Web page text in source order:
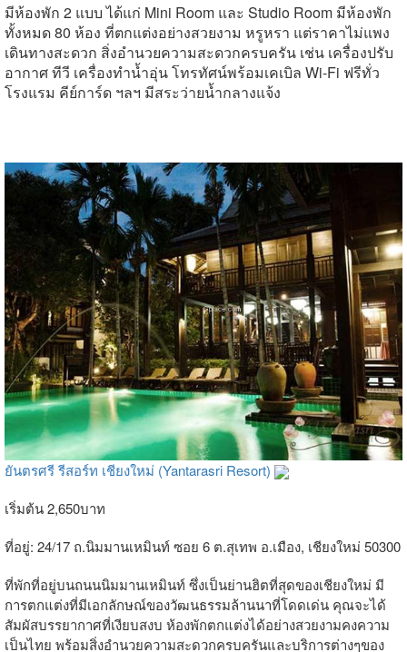
มีห้องพัก 2 แบบ ได้แก่ Mini Room และ Studio Room มีห้องพัก
ทั้งหมด 80 ห้อง ที่ตกแต่งอย่างสวยงาม หรูหรา แต่ราคาไม่แพง
เดินทางสะดวก สิ่งอำนวยความสะดวกครบครัน เช่น เครื่องปรับ
อากาศ ทีวี เครื่องทำน้ำอุ่น โทรทัศน์พร้อมเคเบิล Wi-Fi ฟรีทั่ว
โรงแรม คีย์การ์ด ฯลฯ มีสระว่ายน้ำกลางแจ้ง
ยันตรศรี รีสอร์ท เชียงใหม่ (Yantarasri Resort)
เริ่มต้น 2,650บาท
ที่อยู่: 24/17 ถ.นิมมานเหมินท์ ซอย 6 ต.สุเทพ อ.เมือง, เชียงใหม่ 50300
ที่พักที่อยู่บนถนนนิมมานเหมินท์ ซึ่งเป็นย่านฮิตที่สุดของเชียงใหม่ มี
การตกแต่งที่มีเอกลักษณ์ของวัฒนธรรมล้านนาที่โดดเด่น คุณจะได้
สัมผัสบรรยากาศที่เงียบสงบ ห้องพักตกแต่งได้อย่างสวยงามคงความ
เป็นไทย พร้อมสิ่งอำนวยความสะดวกครบครันและบริการต่างๆของ